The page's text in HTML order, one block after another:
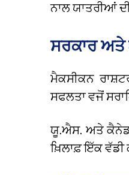
ਨਾਲ ਯਾਤਰੀਆਂ
ਸਰਕਾਰ ਅਤੇ
ਮੈਕਸੀਕਨ
ਸਫਲਤਾ ਵਜੋਂ
ਯੂ.ਐਸ. ਅਤੇ
ਖ਼ਿਲਾਫ਼ ਇੱਕ ਵੱਡੀ